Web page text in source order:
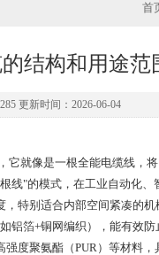
首
结构和用途范
更新时间：2026-06-04
就像是一根全能电缆线，
线"的模式，在工业自动化
特别适合内部空间紧凑的机
铝箔+铜网编织），能有效
度聚氨酯（PUR）等材料